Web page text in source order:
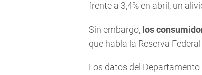
frente a 3,4% en abril, un
Sin embargo, los
que habla la Reserva Federal
Los datos del